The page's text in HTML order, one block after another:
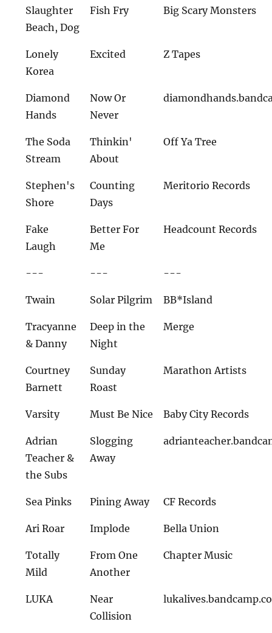
Slaughter
Beach, Dog
Fish Fry Big Scary Monsters
Lonely
Korea
Excited Z Tapes
Diamond
Hands
Now Or
Never
The Soda
Stream
Thinkin'
About
Off Ya Tree
Stephen's
Shore
Counting
Days
Meritorio Records
Fake
Laugh
Better For
Me
Headcount Records
--- --- ---
Twain Solar Pilgrim BB*Island
Tracyanne
& Danny
Deep in the
Night
Merge
Courtney
Barnett
Sunday
Roast
Marathon Artists
Varsity Must Be Nice Baby City Records
Adrian
Teacher &
the Subs
Slogging
Away
Sea Pinks Pining Away CF Records
Ari Roar Implode Bella Union
Totally
Mild
From One
Another
Chapter Music
LUKA
Near
Collision